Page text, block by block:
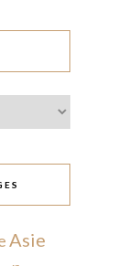
Asie